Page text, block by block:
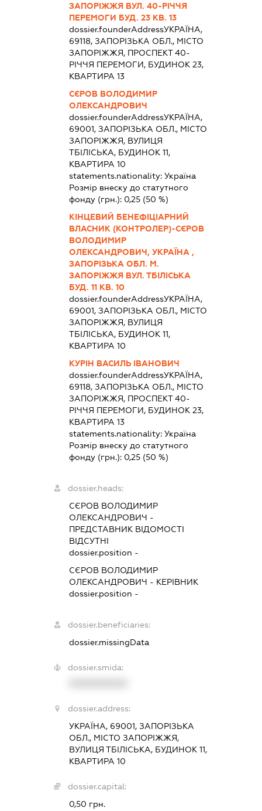
ЗАПОРІЖЖЯ ВУЛ. 40-РІЧЧЯ
ПЕРЕМОГИ БУД. 23 КВ. 13
dossier.founderAddressУКРАЇНА,
69118, ЗАПОРІЗЬКА ОБЛ., МІСТО
ЗАПОРІЖЖЯ, ПРОСПЕКТ 40-
РІЧЧЯ ПЕРЕМОГИ, БУДИНОК 23,
КВАРТИРА 13
СЄРОВ ВОЛОДИМИР
ОЛЕКСАНДРОВИЧ
dossier.founderAddressУКРАЇНА,
69001, ЗАПОРІЗЬКА ОБЛ., МІСТО
ЗАПОРІЖЖЯ, ВУЛИЦЯ
ТБІЛІСЬКА, БУДИНОК 11,
КВАРТИРА 10
statements.nationality:Україна
Розмір внеску до статутного
фонду (грн.): 0,25 (50 %)
КІНЦЕВИЙ БЕНЕФІЦІАРНИЙ
ВЛАСНИК (КОНТРОЛЕР)-СЄРОВ
ВОЛОДИМИР
ОЛЕКСАНДРОВИЧ, УКРАЇНА ,
ЗАПОРІЗЬКА ОБЛ. М.
ЗАПОРІЖЖЯ ВУЛ. ТБІЛІСЬКА
БУД. 11 КВ. 10
dossier.founderAddressУКРАЇНА,
69001, ЗАПОРІЗЬКА ОБЛ., МІСТО
ЗАПОРІЖЖЯ, ВУЛИЦЯ
ТБІЛІСЬКА, БУДИНОК 11,
КВАРТИРА 10
КУРІН ВАСИЛЬ ІВАНОВИЧ
dossier.founderAddressУКРАЇНА,
69118, ЗАПОРІЗЬКА ОБЛ., МІСТО
ЗАПОРІЖЖЯ, ПРОСПЕКТ 40-
РІЧЧЯ ПЕРЕМОГИ, БУДИНОК 23,
КВАРТИРА 13
statements.nationality:Україна
Розмір внеску до статутного
фонду (грн.): 0,25 (50 %)
dossier.heads:
СЄРОВ ВОЛОДИМИР
ОЛЕКСАНДРОВИЧ -
ПРЕДСТАВНИК ВІДОМОСТІ
ВІДСУТНІ
dossier.position -
СЄРОВ ВОЛОДИМИР
ОЛЕКСАНДРОВИЧ - КЕРІВНИК
dossier.position -
dossier.beneficiaries:
dossier.missingData
dossier.smida:
dossier.address:
УКРАЇНА, 69001, ЗАПОРІЗЬКА
ОБЛ., МІСТО ЗАПОРІЖЖЯ,
ВУЛИЦЯ ТБІЛІСЬКА, БУДИНОК 11,
КВАРТИРА 10
dossier.capital:
0,50 грн.